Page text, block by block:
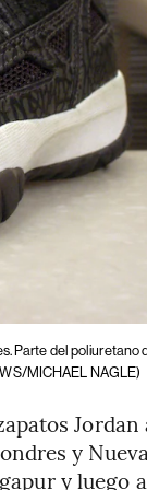
Parte del poliuretano
MICHAEL NAGLE)
y
y luego